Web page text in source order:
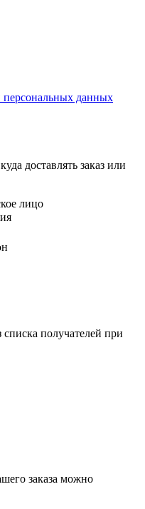
данных
доставлять заказ или
лицо
получателей при
заказа можно